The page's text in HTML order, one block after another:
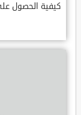
كيفية الحصول على